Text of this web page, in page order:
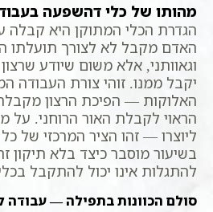
מהותו של כלי דהשפעה
הגדרת הכלי המתוקן היא קבלה
האדם מקבל לא לצורך תועלתו
וגאוותני, אלא משום שיודע
יקבל ממנו. זוהי צורת העבודה
האלוקות — הפיכת הרצון
הראוי לקבלת האור הרוחני. על
ליוצרו — זהו הציר המרכזי של
בשיעור מוסבר כיצד בלא תיקון
להתגלות אינו יכול להתקבל
סולם הכוונות בתפילה — עבודה